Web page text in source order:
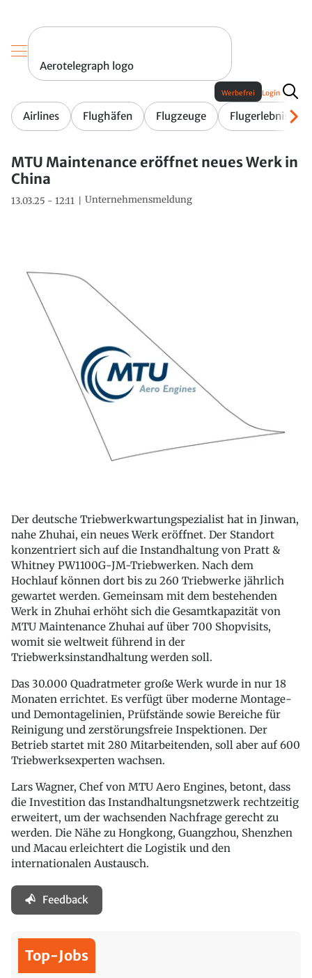
Aerotelegraph logo
Airlines Flughäfen Flugzeuge Flugerlebnis
Werbefrei Login
MTU Maintenance eröffnet neues Werk in
China
13.03.25 - 12:11 Unternehmensmeldung
Der deutsche Triebwerkwartungspezialist hat in Jinwan,
nahe Zhuhai, ein neues Werk eröffnet. Der Standort
konzentriert sich auf die Instandhaltung von Pratt &
Whitney PW1100G-JM-Triebwerken. Nach dem
Hochlauf können dort bis zu 260 Triebwerke jährlich
gewartet werden. Gemeinsam mit dem bestehenden
Werk in Zhuhai erhöht sich die Gesamtkapazität von
MTU Maintenance Zhuhai auf über 700 Shopvisits,
womit sie weltweit führend in der
Triebwerksinstandhaltung werden soll.
Das 30.000 Quadratmeter große Werk wurde in nur 18
Monaten errichtet. Es verfügt über moderne Montage-
und Demontagelinien, Prüfstände sowie Bereiche für
Reinigung und zerstörungsfreie Inspektionen. Der
Betrieb startet mit 280 Mitarbeitenden, soll aber auf 600
Triebwerksexperten wachsen.
Lars Wagner, Chef von MTU Aero Engines, betont, dass
die Investition das Instandhaltungsnetzwerk rechtzeitig
erweitert, um der wachsenden Nachfrage gerecht zu
werden. Die Nähe zu Hongkong, Guangzhou, Shenzhen
und Macau erleichtert die Logistik und den
internationalen Austausch.
Feedback
Top-Jobs